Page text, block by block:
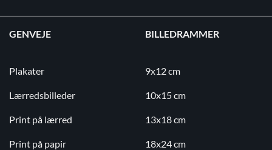
GENVEJE
Plakater
Lærredsbilleder
Print på lærred
Print på papir
BILLEDRAMMER
9x12 cm
10x15 cm
13x18 cm
18x24 cm